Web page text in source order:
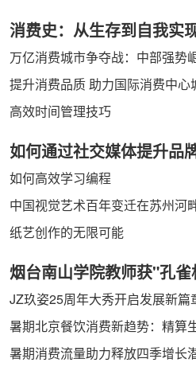
消费史：从生存到自我实
万亿消费城市争夺战：中部强势
提升消费品质 助力国际消费中心
高效时间管理技巧
如何通过社交媒体提升品
如何高效学习编程
纸艺创作的无限可能
烟台南山学院教师获"孔
JZ玖姿25周年大秀开启发展新篇
暑期北京餐饮消费新趋势：精算
暑期消费流量助力释放四季增长